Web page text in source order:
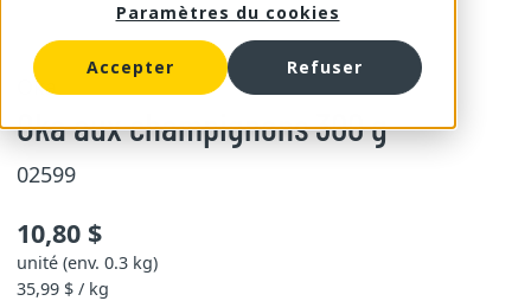
Paramètres du cookies
Accepter Refuser
Oka
Oka aux champignons 300 g
02599
10,80 $
unité (env. 0.3 kg)
35,99 $ / kg